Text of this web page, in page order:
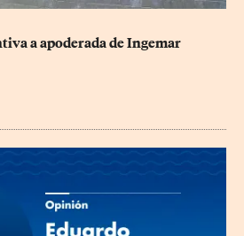
a apoderada de Ingemar